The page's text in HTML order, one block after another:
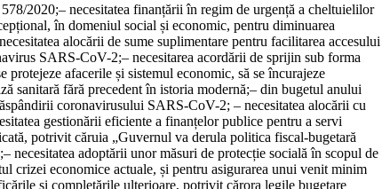
2020;– necesitatea finanțării în regim de urgență a cheltuielilor
în domeniul social și economic, pentru diminuarea
necesitatea alocării de sume suplimentare pentru facilitarea accesului
SARS-CoV-2;– necesitarea acordării de sprijin sub forma
afacerile și sistemul economic, să se încurajeze
sanitară fără precedent în istoria modernă;– din bugetul anului
coronavirusului SARS-CoV-2; – necesitatea alocării cu
gestionării eficiente a finanțelor publice pentru a servi
potrivit căruia „Guvernul va derula politica fiscal-bugetară
– necesitatea adoptării unor măsuri de protecție socială în scopul de
crizei economice actuale, și pentru asigurarea unui venit minim
și completările ulterioare, potrivit cărora legile bugetare